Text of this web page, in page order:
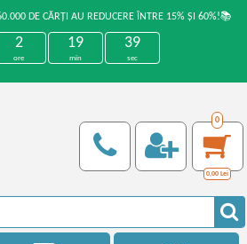
DE CĂRȚI AU REDUCERE ÎNTRE 15% ȘI 60%!📚
2
ore
19
min
38
sec
0
0,00 Lei